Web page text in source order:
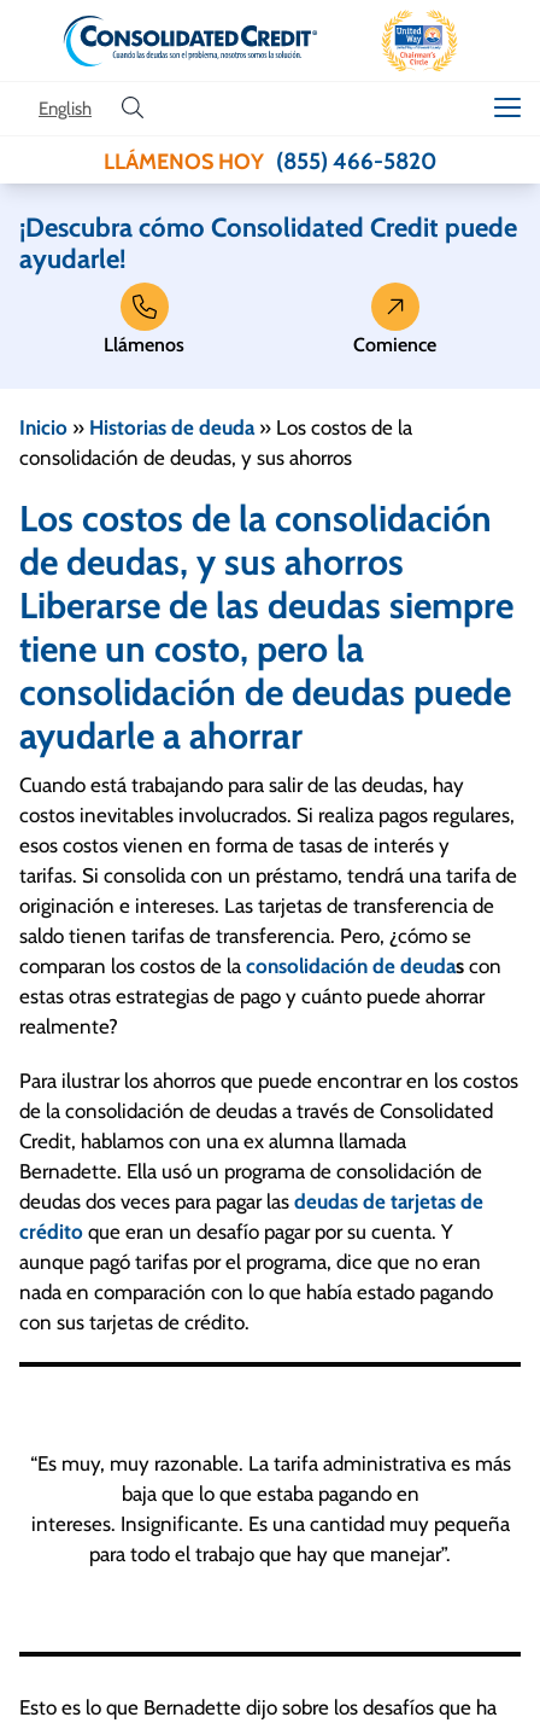
Skip to content
English
LLÁMENOS HOY (855) 466-5820
¡Descubra cómo Consolidated Credit puede
ayudarle!
Llámenos Comience
Inicio » Historias de deuda» Los costos de la
consolidación de deudas, y sus ahorros
Los costos de la consolidación
de deudas, y sus ahorros
Liberarse de las deudas siempre
tiene un costo, pero la
consolidación de deudas puede
ayudarle a ahorrar
Cuando está trabajando para salir de las deudas, hay
costos inevitables involucrados. Si realiza pagos regulares,
esos costos vienen en forma de tasas de interés y
tarifas. Si consolida con un préstamo, tendrá una tarifa de
originación e intereses. Las tarjetas de transferencia de
saldo tienen tarifas de transferencia. Pero, ¿cómo se
comparan los costos de la consolidación de deudas con
estas otras estrategias de pago y cuánto puede ahorrar
realmente?
Para ilustrar los ahorros que puede encontrar en los costos
de la consolidación de deudas a través de Consolidated
Credit, hablamos con una ex alumna llamada
Bernadette. Ella usó un programa de consolidación de
deudas dos veces para pagar las deudas de tarjetas de
crédito que eran un desafío pagar por su cuenta. Y
aunque pagó tarifas por el programa, dice que no eran
nada en comparación con lo que había estado pagando
con sus tarjetas de crédito.
“Es muy, muy razonable. La tarifa administrativa es más
baja que lo que estaba pagando en
intereses. Insignificante. Es una cantidad muy pequeña
para todo el trabajo que hay que manejar”.
Esto es lo que Bernadette dijo sobre los desafíos que ha